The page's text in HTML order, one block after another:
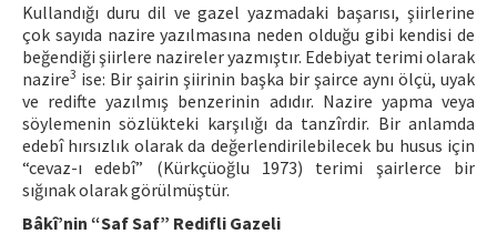
Kullandığı duru dil ve gazel yazmadaki başarısı, şiirlerine
çok sayıda nazire yazılmasına neden olduğu gibi kendisi de
beğendiği şiirlere nazireler yazmıştır. Edebiyat terimi olarak
nazire3 ise: Bir şairin şiirinin başka bir şairce aynı ölçü, uyak
ve redifte yazılmış benzerinin adıdır. Nazire yapma veya
söylemenin sözlükteki karşılığı da tanzîrdir. Bir anlamda
edebî hırsızlık olarak da değerlendirilebilecek bu husus için
“cevaz-ı edebî” (Kürkçüoğlu 1973) terimi şairlerce bir
sığınak olarak görülmüştür.
Bâkî’nin “Saf Saf” Redifli Gazeli